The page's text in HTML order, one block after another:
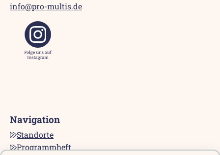
info@pro-multis.de
Navigation
Standorte
Programmheft